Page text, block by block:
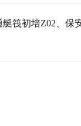
筏初培Z02、